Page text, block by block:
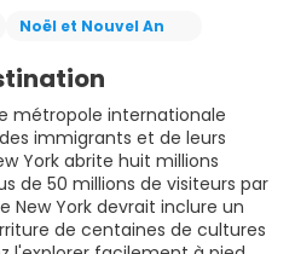
Noël et Nouvel An
métropole internationale
immigrants et de leurs
York abrite huit millions
de 50 millions de visiteurs par
New York devrait inclure un
de centaines de cultures